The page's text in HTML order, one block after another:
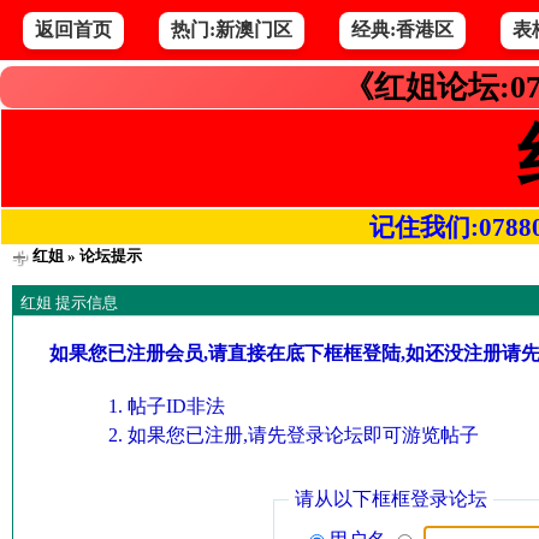
返回首页 热门:新澳门区 经典:香港区 表
《红姐论坛
记住我们
红姐» 论坛提示
红姐 提示信息
如果您已注册会员,请直接在底下框框登陆,如还没注册请
帖子ID非法
如果您已注册,请先登录论坛即可游览帖子
请从以下框框登录论坛